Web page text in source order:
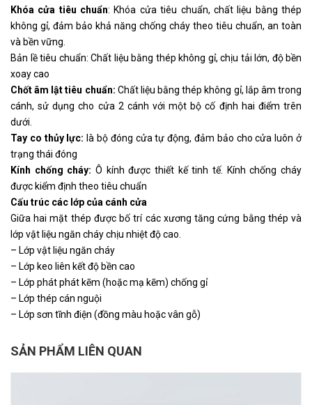
Khóa cửa tiêu chuẩn: Khóa cửa tiêu chuẩn, chất liệu bằng thép
không gỉ, đảm bảo khả năng chống cháy theo tiêu chuẩn, an toàn
và bền vững.
Bản lề tiêu chuẩn: Chất liệu bằng thép không gỉ, chịu tải lớn, độ bền
xoay cao
Chốt âm lật tiêu chuẩn: Chất liệu bằng thép không gỉ, lắp âm trong
cánh, sử dụng cho cửa 2 cánh với một bộ cố định hai điểm trên
dưới.
Tay co thủy lực: là bộ đóng cửa tự động, đảm bảo cho cửa luôn ở
trạng thái đóng
Kính chống cháy: Ô kính được thiết kế tinh tế. Kính chống cháy
được kiểm định theo tiêu chuẩn
Cấu trúc các lớp của cánh cửa
Giữa hai mặt thép được bố trí các xương tăng cứng bằng thép và
lớp vật liệu ngăn cháy chịu nhiệt độ cao.
– Lớp vật liệu ngăn cháy
– Lớp keo liên kết độ bền cao
– Lớp phát phát kẽm (hoặc mạ kẽm) chống gỉ
– Lớp thép cán nguội
– Lớp sơn tĩnh điện (đồng màu hoặc vân gỗ)
SẢN PHẨM LIÊN QUAN